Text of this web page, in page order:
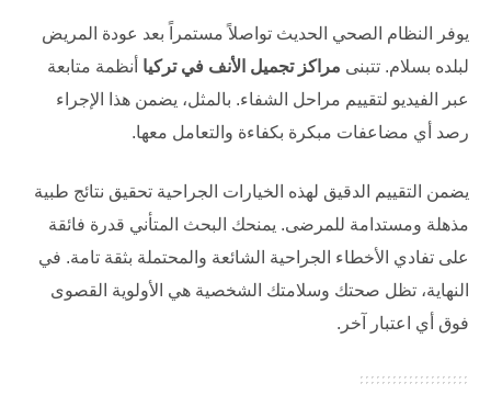
يوفر النظام الصحي الحديث تواصلاً مستمراً بعد عودة المريض
لبلده بسلام. تتبنى مراكز تجميل الأنف في تركيا أنظمة متابعة
عبر الفيديو لتقييم مراحل الشفاء. بالمثل، يضمن هذا الإجراء
رصد أي مضاعفات مبكرة بكفاءة والتعامل معها.
يضمن التقييم الدقيق لهذه الخيارات الجراحية تحقيق نتائج طبية
مذهلة ومستدامة للمرضى. يمنحك البحث المتأني قدرة فائقة
على تفادي الأخطاء الجراحية الشائعة والمحتملة بثقة تامة. في
النهاية، تظل صحتك وسلامتك الشخصية هي الأولوية القصوى
فوق أي اعتبار آخر.